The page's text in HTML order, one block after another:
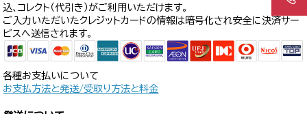
込、コレクト（代引き）がご利用いただけます。
ご入力いただいたクレジットカードの情報は暗号化され安全に決済サー
ビスへ送信されます。
各種お支払いについて
お支払方法と発送/受取り方法と料金